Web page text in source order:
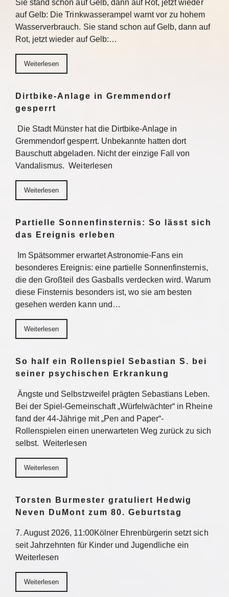
Sie stand schon auf Gelb, dann auf Rot, jetzt wieder
auf Gelb: Die Trinkwasserampel warnt vor zu hohem
Wasserverbrauch. Sie stand schon auf Gelb, dann auf
Rot, jetzt wieder auf Gelb:…
Weiterlesen
Dirtbike-Anlage in Gremmendorf
gesperrt
Die Stadt Münster hat die Dirtbike-Anlage in
Gremmendorf gesperrt. Unbekannte hatten dort
Bauschutt abgeladen. Nicht der einzige Fall von
Vandalismus. Weiterlesen
Weiterlesen
Partielle Sonnenfinsternis: So lässt sich
das Ereignis erleben
Im Spätsommer erwartet Astronomie-Fans ein
besonderes Ereignis: eine partielle Sonnenfinsternis,
die den Großteil des Gasballs verdecken wird. Warum
diese Finsternis besonders ist, wo sie am besten
gesehen werden kann und…
Weiterlesen
So half ein Rollenspiel Sebastian S. bei
seiner psychischen Erkrankung
Ängste und Selbstzweifel prägten Sebastians Leben.
Bei der Spiel-Gemeinschaft „Würfelwächter“ in Rheine
fand der 44-Jährige mit „Pen and Paper“-
Rollenspielen einen unerwarteten Weg zurück zu sich
selbst. Weiterlesen
Weiterlesen
Torsten Burmester gratuliert Hedwig
Neven DuMont zum 80. Geburtstag
7. August 2026, 11:00Kölner Ehrenbürgerin setzt sich
seit Jahrzehnten für Kinder und Jugendliche ein
Weiterlesen
Weiterlesen